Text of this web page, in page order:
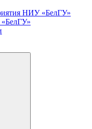
НИУ «БелГУ»